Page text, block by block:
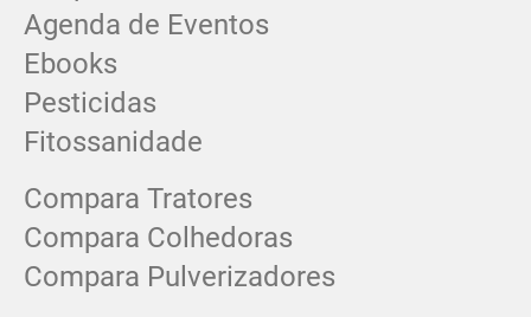
Agenda de Eventos
Ebooks
Pesticidas
Fitossanidade
Compara Tratores
Compara Colhedoras
Compara Pulverizadores